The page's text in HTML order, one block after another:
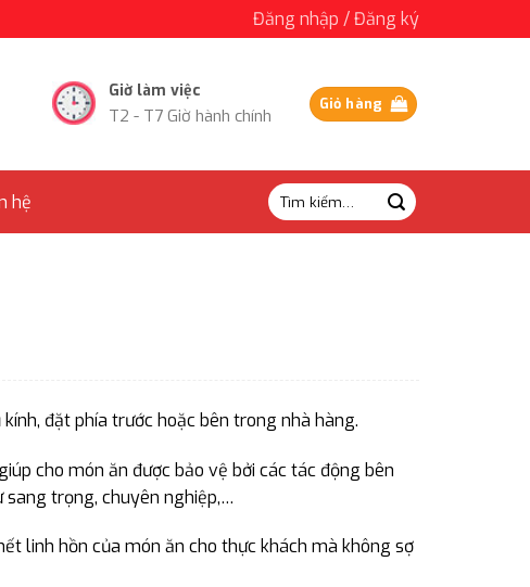
Đăng nhập / Đăng ký
Giờ làm việc
T2 - T7 Giờ hành chính
Giỏ hàng
hệ
Tìm
kiếm:
đặt phía trước hoặc bên trong nhà hàng.
cho món ăn được bảo vệ bởi các tác động bên
trọng, chuyên nghiệp,…
linh hồn của món ăn cho thực khách mà không sợ